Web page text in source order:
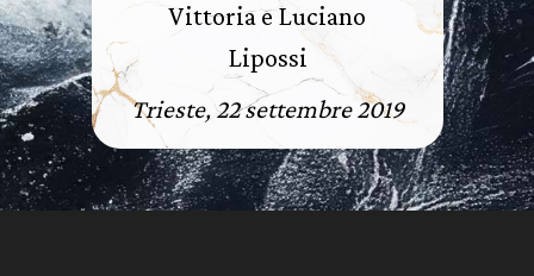
Vittoria e Luciano
Lipossi
Trieste, 22 settembre 2019